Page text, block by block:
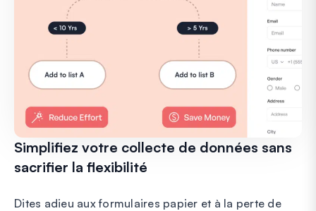
Simplifiez votre collecte de données sans
sacrifier la flexibilité
Dites adieu aux formulaires papier et à la perte de